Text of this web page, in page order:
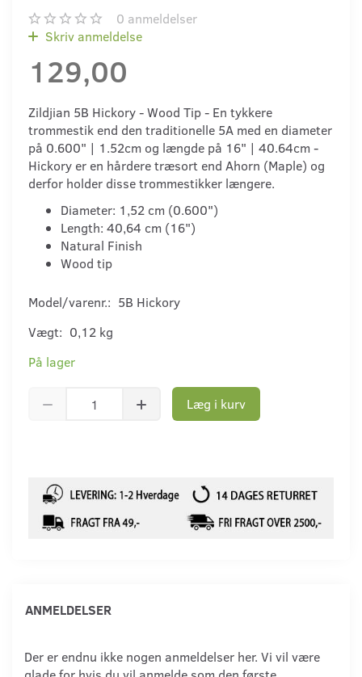
0 anmeldelser
Skriv anmeldelse
129,00
Zildjian 5B Hickory - Wood Tip - En tykkere
trommestik end den traditionelle 5A med en diameter
på 0.600" | 1.52cm og længde på 16" | 40.64cm -
Hickory er en hårdere træsort end Ahorn (Maple) og
derfor holder disse trommestikker længere.
Diameter: 1,52 cm (0.600")
Length: 40,64 cm (16")
Natural Finish
Wood tip
Model/varenr.: 5B Hickory
Vægt: 0,12 kg
På lager
Læg i kurv
ANMELDELSER
Der er endnu ikke nogen anmeldelser her. Vi vil være